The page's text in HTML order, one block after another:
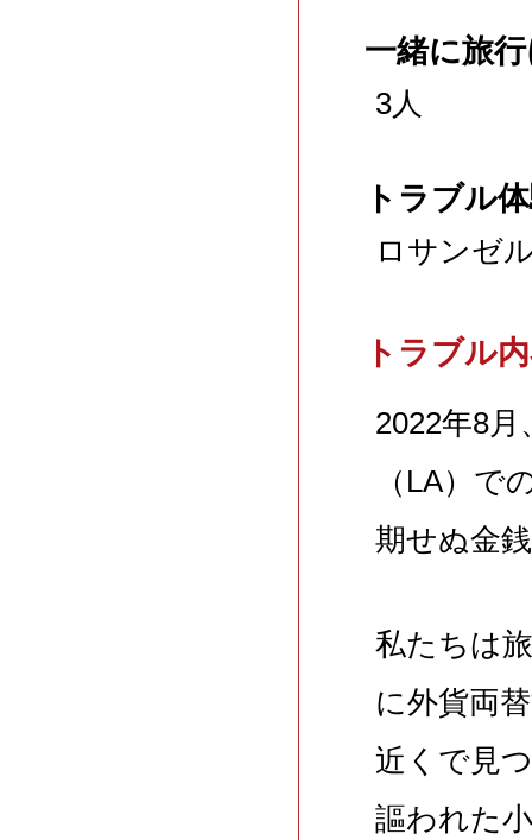
一緒に旅
3人
トラブル
ロサンゼ
トラブル
2022年8
（LA）で
期せぬ金
私たちは
に外貨両
近くで見
謳われた